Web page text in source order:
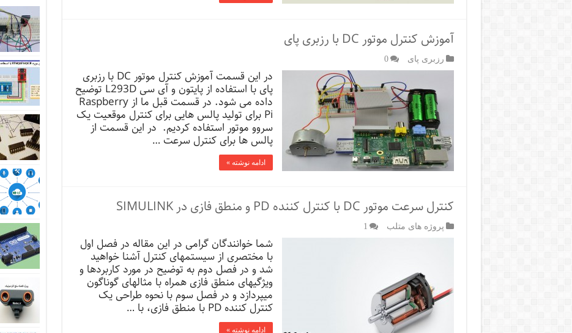
آموزش کنترل موتور DC با رزبری پای
رزبری پای 0
در این قسمت آموزش کنترل موتور DC با رزبری
پای با استفاده از پایتون و آی سی L293D توضیح
داده می شود. در قسمت قبل ما از Raspberry
Pi برای تولید پالس هایی برای کنترل موقعیت یک
سروو موتور استفاده کردیم. در این قسمت از
پالس ها برای کنترل سرعت …
ادامه نوشته »
کنترل سرعت موتور DC با کنترل کننده PD و منطق فازی در SIMULINK
پروژه های متلب 1
شما خوانندگان گرامی در این مقاله در فصل اول
با مختصری از سیستم­های کنترل آشنا خواهید
شد و در فصل دوم به توضیح در مورد کاربرد­ها و
ویژگی­های منطق فازی همراه با مثال­های گوناگون
می­پردازد و در فصل سوم با نحوه طراحی یک
کنترل کننده PD با منطق فازی، با …
ادامه نوشته »